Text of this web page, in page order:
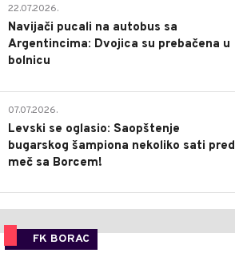
22.07.2026.
Navijači pucali na autobus sa
Argentincima: Dvojica su prebačena u
bolnicu
07.07.2026.
Levski se oglasio: Saopštenje
bugarskog šampiona nekoliko sati pred
meč sa Borcem!
FK BORAC